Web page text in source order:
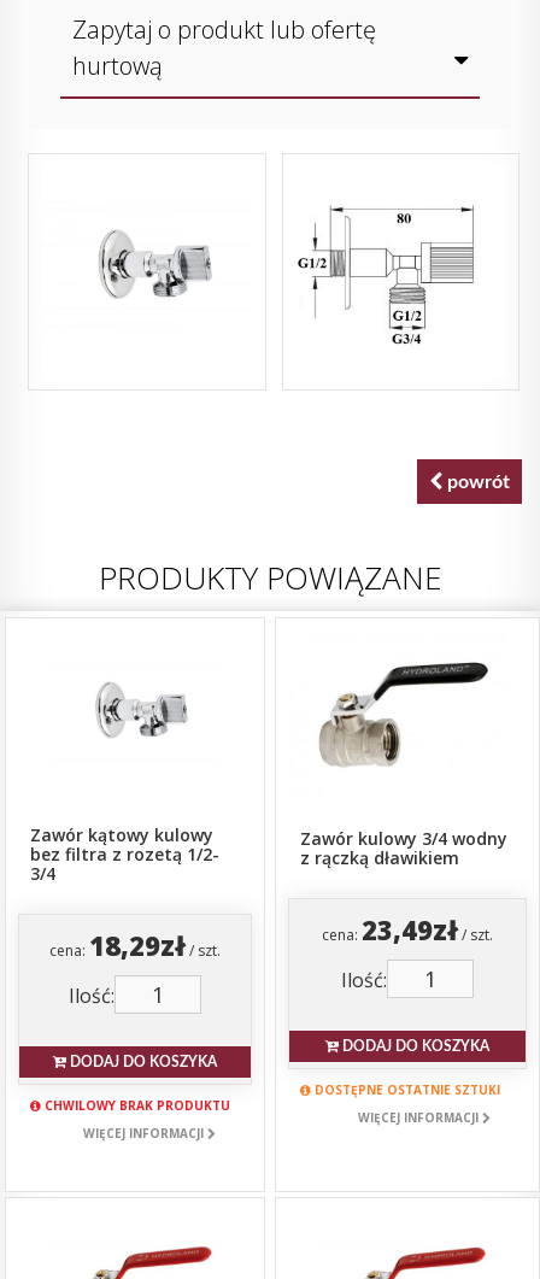
Zapytaj o produkt lub ofertę
hurtową
powrót
PRODUKTY POWIĄZANE
Zawór kątowy kulowy
bez filtra z rozetą 1/2-
3/4
cena: 18,29zł/ szt.
Ilość:
DODAJ DO KOSZYKA
CHWILOWY BRAK PRODUKTU
WIĘCEJ INFORMACJI
Zawór kulowy 3/4 wodny
z rączką dławikiem
cena: 23,49zł/ szt.
Ilość:
DODAJ DO KOSZYKA
DOSTĘPNE OSTATNIE SZTUKI
WIĘCEJ INFORMACJI